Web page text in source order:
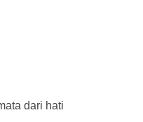
dari hati